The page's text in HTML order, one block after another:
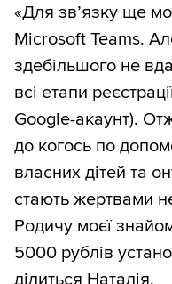
«Для зв’язку ще
Microsoft Teams.
здебільшого не
всі етапи
Google-акаунт).
до когось по
власних дітей та
стають жертвами
Родичу моєї
5000 рублів